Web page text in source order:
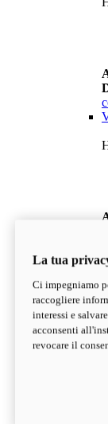
La tua
Ci impegniamo
raccogliere
interessi e
acconsenti
revocare il